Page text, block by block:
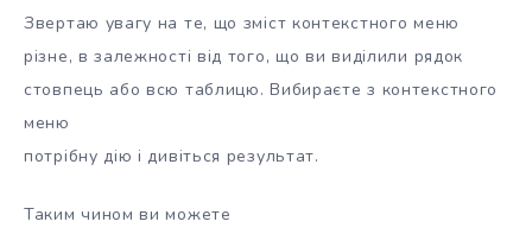
Звертаю увагу на те, що зміст контекстного меню
різне, в залежності від того, що ви виділили рядок
стовпець або всю таблицю. Вибираєте з контекстного
меню
потрібну дію і дивіться результат.
Таким чином ви можете